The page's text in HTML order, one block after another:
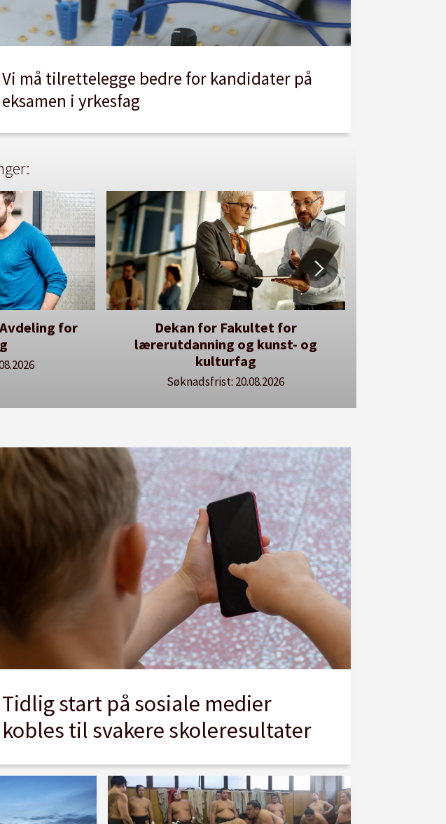
Vi må tilrettelegge bedre for kandidater på
eksamen i yrkesfag
for
og
Her kan du utlyse en ledig stilling
Se våre stillingspakker
Tidlig start på sosiale medier
kobles til svakere skoleresultater